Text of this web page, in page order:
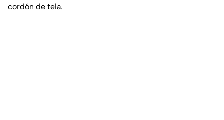
cordón de tela.